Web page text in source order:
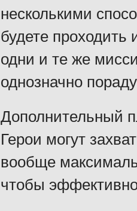
несколькими
будете проходить
одни и те же
однозначно
Дополнительный
Герои могут
вообще
чтобы